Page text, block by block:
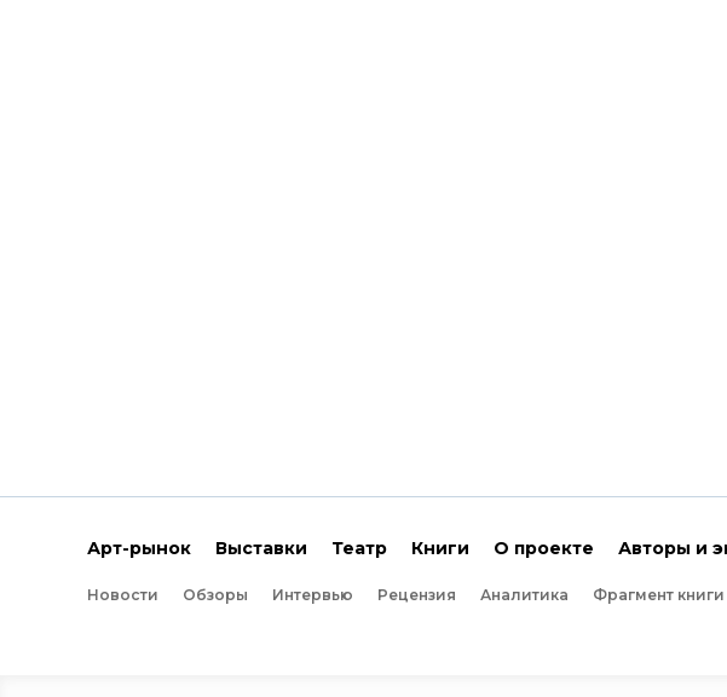
Арт-рынок Выставки Театр Книги О проекте Авторы и
Новости Обзоры Интервью Рецензия Аналитика Фрагмент книги